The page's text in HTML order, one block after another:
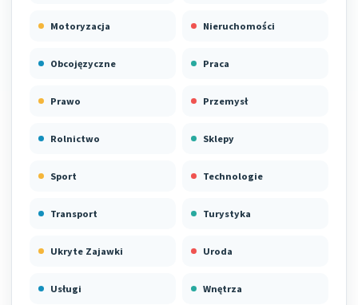
Motoryzacja Nieruchomości
Obcojęzyczne Praca
Prawo Przemysł
Rolnictwo Sklepy
Sport Technologie
Transport Turystyka
Ukryte Zajawki Uroda
Usługi Wnętrza